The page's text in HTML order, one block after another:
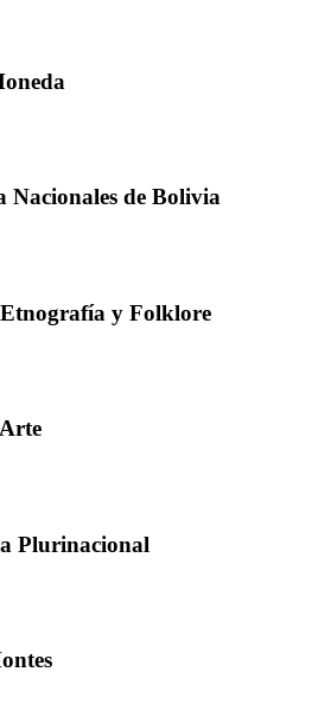
de Bolivia
y Folklore
Plurinacional